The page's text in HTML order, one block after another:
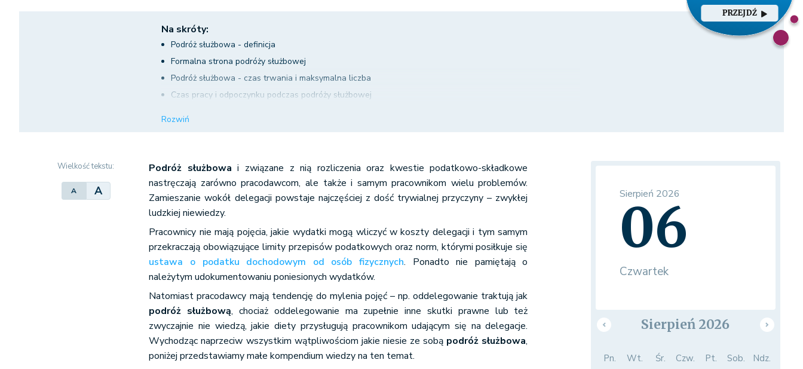
PRZEJDŹ
Na skróty:
Podróż służbowa - definicja
Formalna strona podróży służbowej
Podróż służbowa - czas trwania i maksymalna liczba
Czas pracy i odpoczynku podczas podróży służbowej
Noclegi
Dojazdy
Należności za inne wydatki
Kwestia podatkowa
Zagraniczne podróże służbowe
Dieta
Dojazd
Należności za inne wydatki
Zaliczki
Rozliczenie
Kwestia podatkowa
Podróże służbowe a umowy cywilnoprawne
Definicja podróży służbowej zleceniobiorcy
Rozwiń
Wielkość tekstu:
A A
Podróż służbowa i związane z nią rozliczenia oraz kwestie podatkowo-składkowe
nastręczają zarówno pracodawcom, ale także i samym pracownikom wielu problemów.
Zamieszanie wokół delegacji powstaje najczęściej z dość trywialnej przyczyny – zwykłej
ludzkiej niewiedzy.
Pracownicy nie mają pojęcia, jakie wydatki mogą wliczyć w koszty delegacji i tym samym
przekraczają obowiązujące limity przepisów podatkowych oraz norm, którymi posiłkuje się
ustawa o podatku dochodowym od osób fizycznych. Ponadto nie pamiętają o
należytym udokumentowaniu poniesionych wydatków.
Natomiast pracodawcy mają tendencję do mylenia pojęć – np. oddelegowanie traktują jak
podróż służbową, chociaż oddelegowanie ma zupełnie inne skutki prawne lub też
zwyczajnie nie wiedzą, jakie diety przysługują pracownikom udającym się na delegacje.
Wychodząc naprzeciw wszystkim wątpliwościom jakie niesie ze sobą podróż służbowa,
poniżej przedstawiamy małe kompendium wiedzy na ten temat.
Sierpień 2026
06
Czwartek
Sierpień 2026
Pn. Wt. Śr. Czw. Pt. Sob. Ndz.